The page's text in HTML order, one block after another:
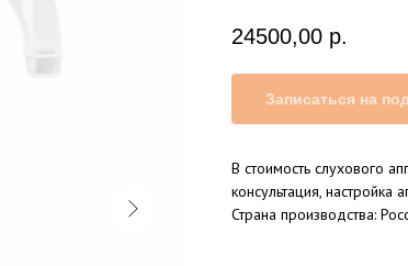
24500,00 р.
Записаться на
В стоимость слухового
консультация, настройка
Страна производства: